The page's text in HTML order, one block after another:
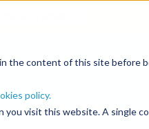
the content of this site before
policy.
visit this website. A single